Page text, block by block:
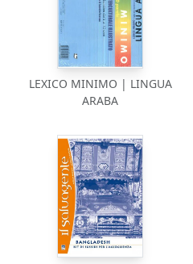
LEXICO MINIMO | LINGUA
ARABA